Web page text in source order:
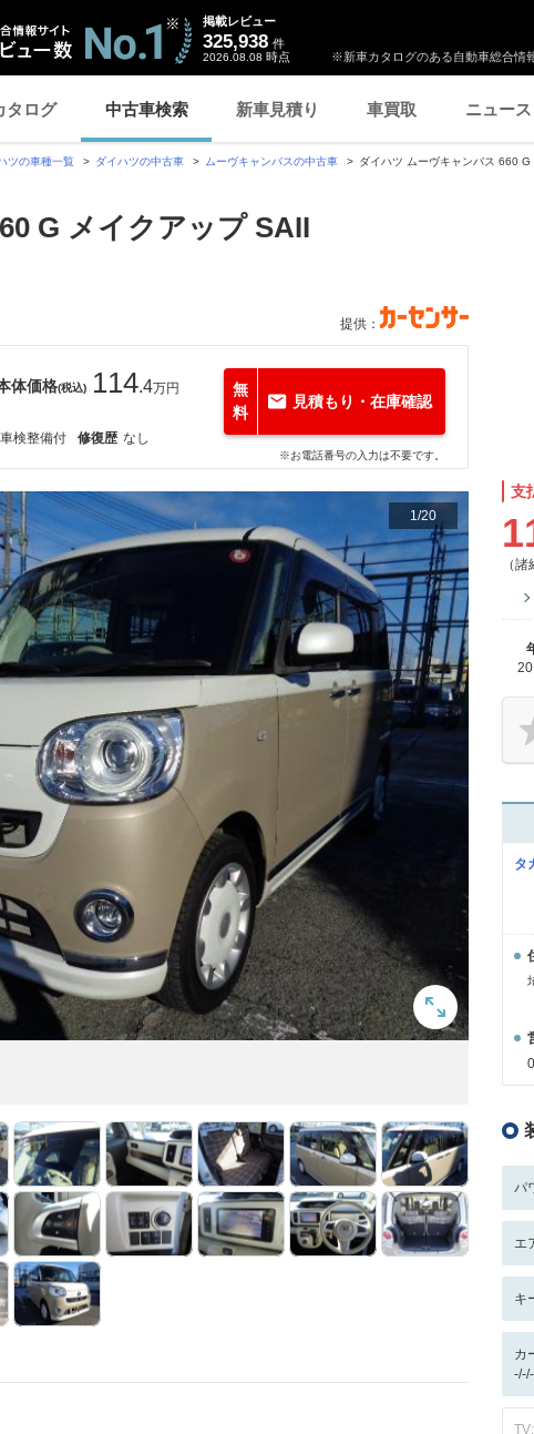
※新車カタログのある自動車総合情
掲載レビュー
325,938 件
2026.08.08 時点
タログ 中古車検索 新車見積り 車買取 ニュース
ツの車種一覧 ダイハツの中古車 ムーヴキャンバスの中古車 ダイハツ ムーヴキャンバス 660
G メイクアップ SAII
提供：
体価格(税込) 114.4万円
車検整備付 修復歴 なし
無
料
見積もり・在庫確認
※お電話番号の入力は不要です。
1/20
支
（
タ
パ
エ
キ
カ